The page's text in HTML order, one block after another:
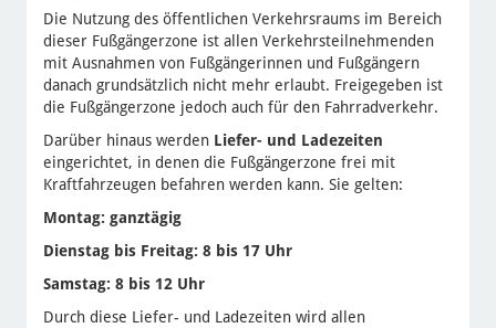
Die Nutzung des öffentlichen Verkehrsraums im Bereich
dieser Fußgängerzone ist allen Verkehrsteilnehmenden
mit Ausnahmen von Fußgängerinnen und Fußgängern
danach grundsätzlich nicht mehr erlaubt. Freigegeben ist
die Fußgängerzone jedoch auch für den Fahrradverkehr.
Darüber hinaus werden Liefer- und Ladezeiten
eingerichtet, in denen die Fußgängerzone frei mit
Kraftfahrzeugen befahren werden kann. Sie gelten:
Montag: ganztägig
Dienstag bis Freitag: 8 bis 17 Uhr
Samstag: 8 bis 12 Uhr
Durch diese Liefer- und Ladezeiten wird allen